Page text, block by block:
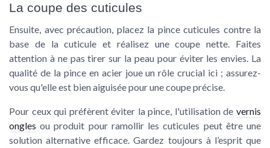
La coupe des cuticules
Ensuite, avec précaution, placez la pince cuticules contre la
base de la cuticule et réalisez une coupe nette. Faites
attention à ne pas tirer sur la peau pour éviter lesenvies. La
qualité de la pince en acierjoue un rôle crucial ici ; assurez-
vous qu'elle est bien aiguisée pour une coupe précise.
Pour ceux qui préfèrent éviter lapince, l'utilisation devernis
ongles ouproduit pour ramollir les cuticules peut être une
solution alternative efficace. Gardez toujours à l’esprit que